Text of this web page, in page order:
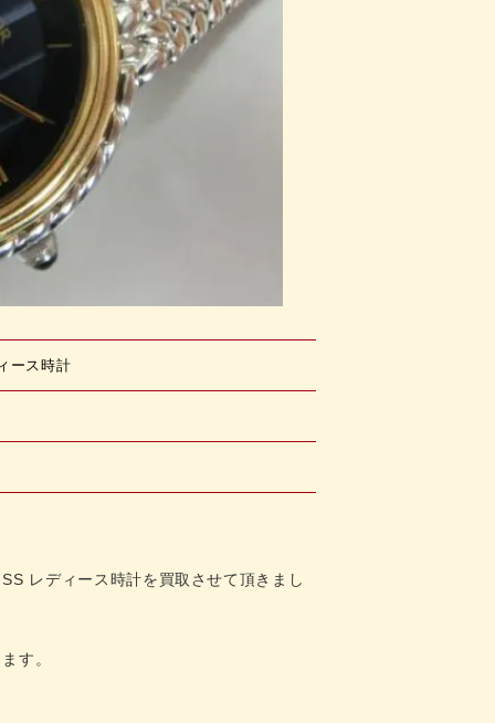
ース時計
レディース時計を買取させて頂きまし
す 。